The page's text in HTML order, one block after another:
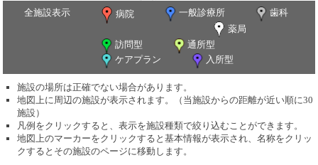
全施設表示 病院 一般診療所
歯科
薬局
訪問型
通所型
ケアプラン
入所型
施設の場所は正確でない場合があります。
地図上に周辺の施設が表示されます。（当施設からの距離が近い順に30
施設）
凡例をクリックすると、表示を施設種類で絞り込むことができます。
地図上のマーカーをクリックすると基本情報が表示され、名称をクリッ
クするとその施設のページに移動します。